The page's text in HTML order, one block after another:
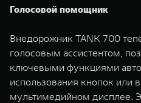
Голосовой помощник
Внедорожник TANK 700
голосовым ассистентом,
ключевыми функциями
использования кнопок или
мультимедийном дисплее.